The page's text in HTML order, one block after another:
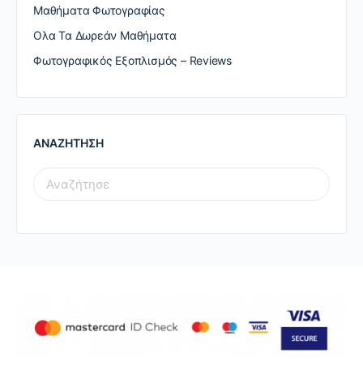
Μαθήματα Φωτογραφίας
Ολα Τα Δωρεάν Μαθήματα
Φωτογραφικός Εξοπλισμός – Reviews
ΑΝΑΖΗΤΗΣΗ
SEARCH
FOR: